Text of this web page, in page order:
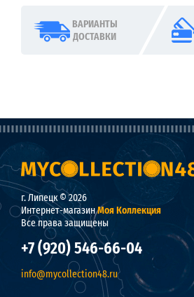
ВАРИАНТЫ
ДОСТАВКИ
г. Липецк © 2026
Интернет-магазинМоя Коллекция
Все права защищены
+7 (920) 546-66-04
info@mycollection48.ru